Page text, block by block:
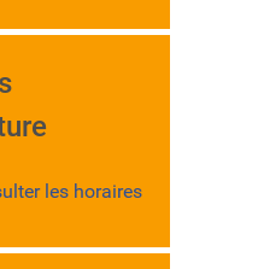
les horaires